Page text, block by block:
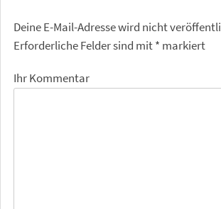
Deine E-Mail-Adresse wird nicht
Erforderliche Felder sind mit* markiert
Ihr Kommentar